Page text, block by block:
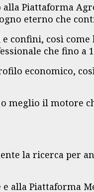
Piattaforma
eterno che
confini, così
che fino a
economico,
meglio il motore
la ricerca per
alla Piattaforma